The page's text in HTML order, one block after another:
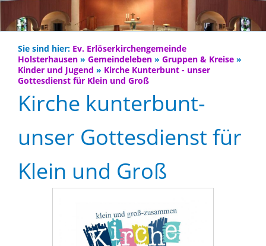
Sie sind hier: Ev. Erlöserkirchengemeinde
Holsterhausen » Gemeindeleben » Gruppen & Kreise »
Kinder und Jugend » Kirche Kunterbunt - unser
Gottesdienst für Klein und Groß
Kirche kunterbunt-
unser Gottesdienst für
Klein und Groß